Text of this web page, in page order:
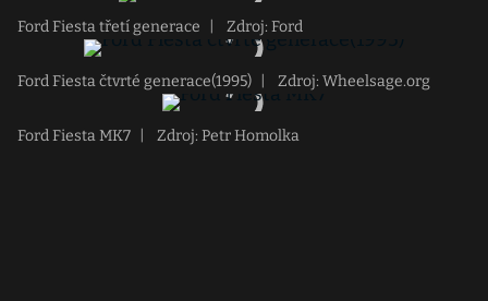
Ford Fiesta třetí generace Zdroj: Ford
Ford Fiesta čtvrté generace(1995) Zdroj: Wheelsage.org
Ford Fiesta MK7 Zdroj: Petr Homolka